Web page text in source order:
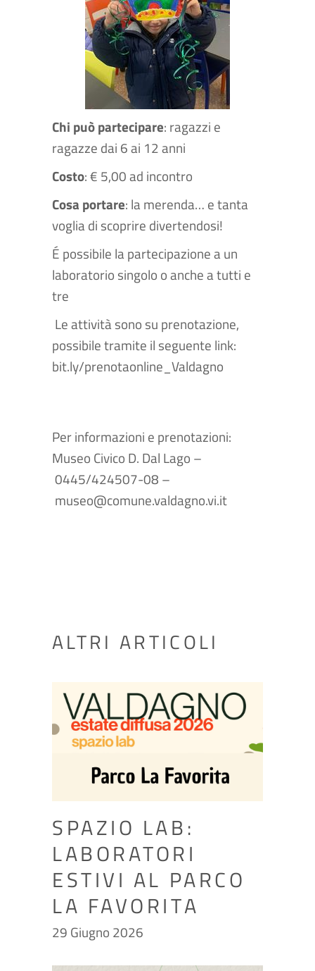
Chi può partecipare: ragazzi e
ragazze dai 6 ai 12 anni
Costo: € 5,00 ad incontro
Cosa portare: la merenda… e tanta
voglia di scoprire divertendosi!
É possibile la partecipazione a un
laboratorio singolo o anche a tutti e
tre
Le attività sono su prenotazione,
possibile tramite il seguente link:
bit.ly/prenotaonline_Valdagno
Per informazioni e prenotazioni:
Museo Civico D. Dal Lago –
0445/424507-08 –
museo@comune.valdagno.vi.it
ALTRI ARTICOLI
SPAZIO LAB:
LABORATORI
ESTIVI AL PARCO
LA FAVORITA
29 Giugno 2026